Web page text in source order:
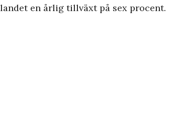
en årlig tillväxt på sex procent.